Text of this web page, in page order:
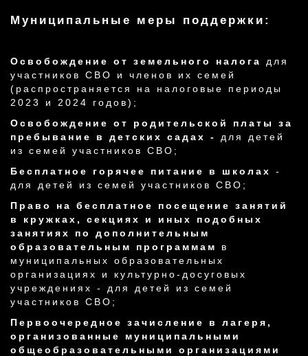
Муниципальные меры поддержки:
Освобождение от земельного налога
для
участников СВО и членов их семей
(распространяется на налоговые периоды
2023 и 2024 годов);
Освобождение от родительской платы за
пребывание в детских садах - для детей
из семей участников СВО;
Бесплатное горячее питание в школах
-
для детей из семей участников СВО;
Право на бесплатное посещение занятий
в кружках, секциях и иных подобных
занятиях по дополнительным
образовательным программам
в
муниципальных образовательных
организациях и культурно-досуговых
учреждениях - для детей из семей
участников СВО;
Первоочередное зачисление в лагеря,
организованные муниципальными
общеобразовательными организациями